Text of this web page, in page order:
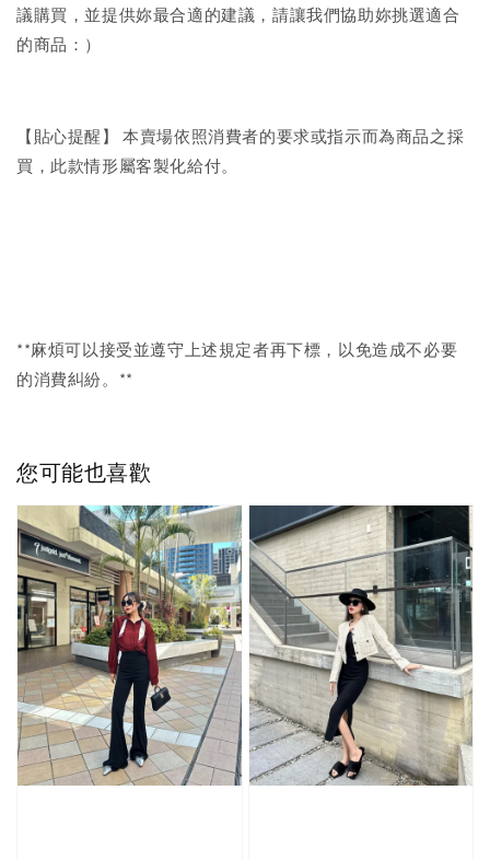
議購買，並提供妳最合適的建議，請讓我們協助妳挑選適合
的商品：）
【貼心提醒】 本賣場依照消費者的要求或指示而為商品之採
買，此款情形屬客製化給付。
**麻煩可以接受並遵守上述規定者再下標，以免造成不必要
的消費糾紛。**
您可能也喜歡